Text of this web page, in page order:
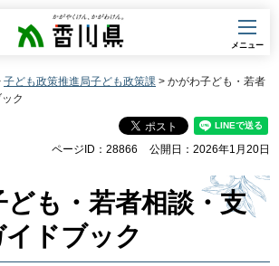
香川県
メニュー
子ども政策推進局子ども政策課 > かがわ子ども・若者
ク
ページID：28866 公開日：2026年1月20日
も・若者相談・支
ドブック